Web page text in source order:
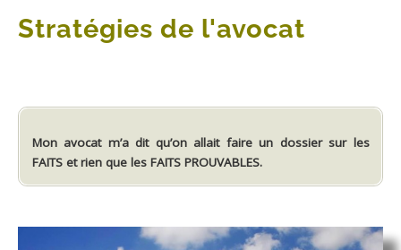
Stratégies de l'avocat
Mon avocat m’a dit qu’on allait faire un dossier sur les
FAITS et rien que les FAITS PROUVABLES.